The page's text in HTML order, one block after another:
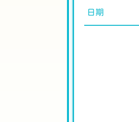
日期